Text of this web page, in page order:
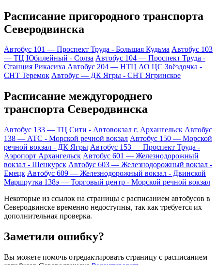
Расписание пригородного транспорта
Северодвинска
Автобус 101 — Проспект Труда - Большая Кудьма Автобус 103
— ТЦ Юбилейный - Солза Автобус 104 — Проспект Труда -
Станция Рикасиха Автобус 204 — НТЦ АО ЦС Звёздочка -
СНТ Теремок Автобус — ДК Ягры - СНТ Ягринское
Расписание междугороднего
транспорта Северодвинска
Автобус 133 — ТЦ Сити - Автовокзал г. Архангельск Автобус
138 — АТС - Морской речной вокзал Автобус 150 — Морской
речной вокзал - ДК Ягры Автобус 153 — Проспект Труда -
Аэропорт Архангельск Автобус 601 — Железнодорожный
вокзал - Шенкурск Автобус 603 — Железнодорожный вокзал -
Емецк Автобус 609 — Железнодорожный вокзал - Двинской
Маршрутка 138э — Торговый центр - Морской речной вокзал
Некоторые из ссылок на страницы с расписанием автобусов в
Северодвинске временно недоступны, так как требуется их
дополнительная проверка.
Заметили ошибку?
Вы можете помочь отредактировать страницу с расписанием